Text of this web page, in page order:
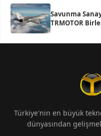
Savunma
TRMOTOR
Türkiye'nin en büyük
dünyasından